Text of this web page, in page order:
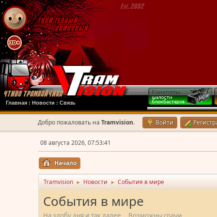
Главная : Новости : Связь
Добро пожаловать наTramvision. Войти
08 августа 2026, 07:53:41
Начало
Tramvision ► Новости ► События в мире
События в мире